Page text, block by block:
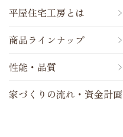
平屋住宅工房とは
商品ラインナップ
性能・品質
家づくりの流れ・資金計画